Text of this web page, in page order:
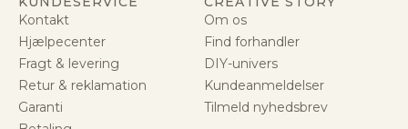
Kontakt
Hjælpecenter
Fragt & levering
Retur & reklamation
Garanti
Om os
Find forhandler
DIY-univers
Kundeanmeldelser
Tilmeld nyhedsbrev